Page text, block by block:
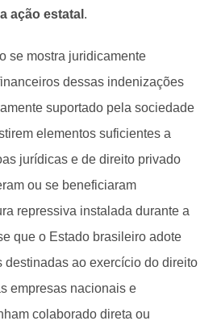
ação estatal .
se mostra juridicamente
dessas indenizações
suportado pela sociedade
elementos suficientes a
jurídicas e de direito privado
ou se beneficiaram
repressiva instalada durante a
que o Estado brasileiro adote
destinadas ao exercício do direito
empresas nacionais e
colaborado direta ou